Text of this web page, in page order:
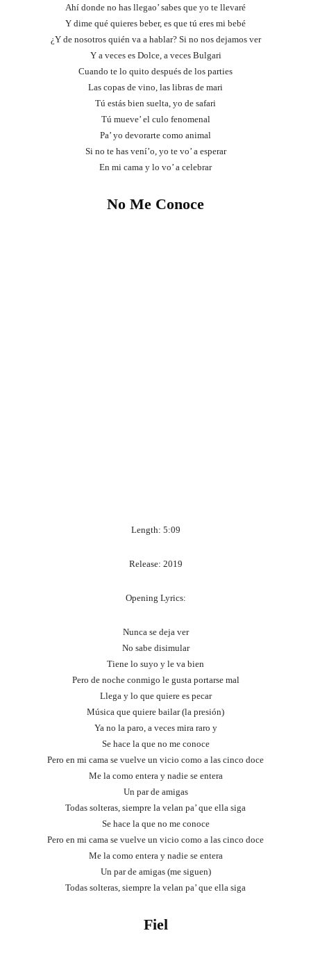
Ahí donde no has llegao’ sabes que yo te llevaré
Y dime qué quieres beber, es que tú eres mi bebé
¿Y de nosotros quién va a hablar? Si no nos dejamos ver
Y a veces es Dolce, a veces Bulgari
Cuando te lo quito después de los parties
Las copas de vino, las libras de mari
Tú estás bien suelta, yo de safari
Tú mueve’ el culo fenomenal
Pa’ yo devorarte como animal
Si no te has vení’o, yo te vo’ a esperar
En mi cama y lo vo’ a celebrar
No Me Conoce
Length: 5:09
Release: 2019
Opening Lyrics:
Nunca se deja ver
No sabe disimular
Tiene lo suyo y le va bien
Pero de noche conmigo le gusta portarse mal
Llega y lo que quiere es pecar
Música que quiere bailar (la presión)
Ya no la paro, a veces mira raro y
Se hace la que no me conoce
Pero en mi cama se vuelve un vicio como a las cinco doce
Me la como entera y nadie se entera
Un par de amigas
Todas solteras, siempre la velan pa’ que ella siga
Se hace la que no me conoce
Pero en mi cama se vuelve un vicio como a las cinco doce
Me la como entera y nadie se entera
Un par de amigas (me siguen)
Todas solteras, siempre la velan pa’ que ella siga
Fiel